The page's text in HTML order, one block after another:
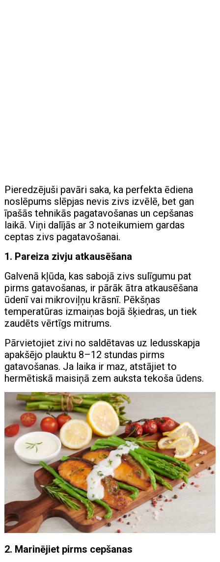
Pieredzējuši pavāri saka, ka perfekta ēdiena
noslēpums slēpjas nevis zivs izvēlē, bet gan
īpašās tehnikās pagatavošanas un cepšanas
laikā. Viņi dalījās ar 3 noteikumiem gardas
ceptas zivs pagatavošanai.
1. Pareiza zivju atkausēšana
Galvenā kļūda, kas sabojā zivs sulīgumu pat
pirms gatavošanas, ir pārāk ātra atkausēšana
ūdenī vai mikroviļņu krāsnī. Pēkšņas
temperatūras izmaiņas bojā šķiedras, un tiek
zaudēts vērtīgs mitrums.
Pārvietojiet zivi no saldētavas uz ledusskapja
apakšējo plauktu 8–12 stundas pirms
gatavošanas. Ja laika ir maz, atstājiet to
hermētiskā maisiņā zem auksta tekoša ūdens.
2. Marinējiet pirms cepšanas